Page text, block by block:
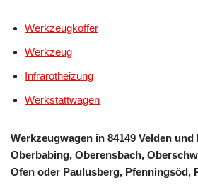
Werkzeugkoffer
Werkzeug
Infrarotheizung
Werkstattwagen
Werkzeugwagen in 84149 Velden
Oberbabing, Oberensbach,
Ofen oder Paulusberg, Pfenningsöd,